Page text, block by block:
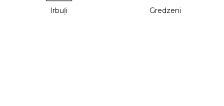
Irbuļi Gredzeni